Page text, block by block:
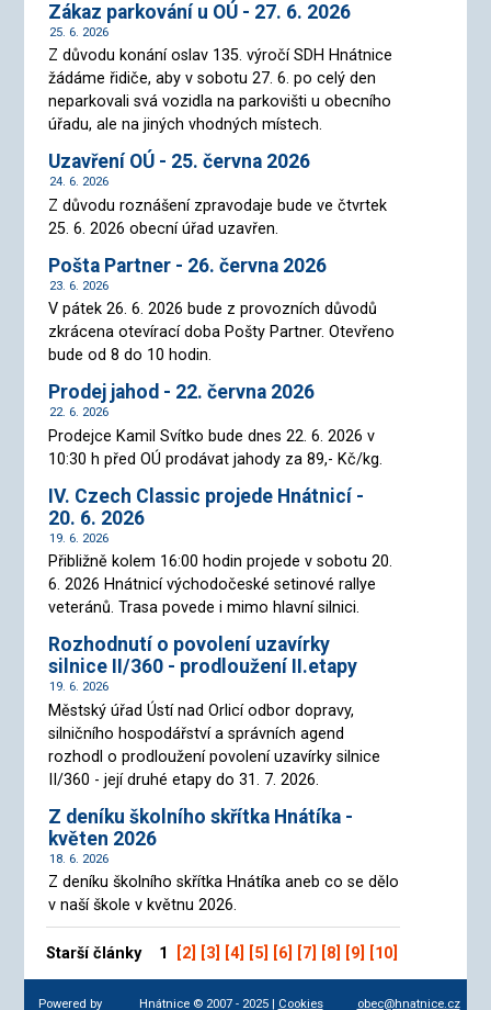
Zákaz parkování u OÚ - 27. 6. 2026
25. 6. 2026
Z důvodu konání oslav 135. výročí SDH Hnátnice
žádáme řidiče, aby v sobotu 27. 6. po celý den
neparkovali svá vozidla na parkovišti u obecního
úřadu, ale na jiných vhodných místech.
Uzavření OÚ - 25. června 2026
24. 6. 2026
Z důvodu roznášení zpravodaje bude ve čtvrtek
25. 6. 2026 obecní úřad uzavřen.
Pošta Partner - 26. června 2026
23. 6. 2026
V pátek 26. 6. 2026 bude z provozních důvodů
zkrácena otevírací doba Pošty Partner. Otevřeno
bude od 8 do 10 hodin.
Prodej jahod - 22. června 2026
22. 6. 2026
Prodejce Kamil Svítko bude dnes 22. 6. 2026 v
10:30 h před OÚ prodávat jahody za 89,- Kč/kg.
IV. Czech Classic projede Hnátnicí -
20. 6. 2026
19. 6. 2026
Přibližně kolem 16:00 hodin projede v sobotu 20.
6. 2026 Hnátnicí východočeské setinové rallye
veteránů. Trasa povede i mimo hlavní silnici.
Rozhodnutí o povolení uzavírky
silnice II/360 - prodloužení II.etapy
19. 6. 2026
Městský úřad Ústí nad Orlicí odbor dopravy,
silničního hospodářství a správních agend
rozhodl o prodloužení povolení uzavírky silnice
II/360 - její druhé etapy do 31. 7. 2026.
Z deníku školního skřítka Hnátíka -
květen 2026
18. 6. 2026
Z deníku školního skřítka Hnátíka aneb co se dělo
v naší škole v květnu 2026.
Starší články 1 [2] [3] [4] [5] [6] [7] [8] [9] [10]
Powered by Hnátnice © 2007 - 2025 | Cookies obec@hnatnice.cz